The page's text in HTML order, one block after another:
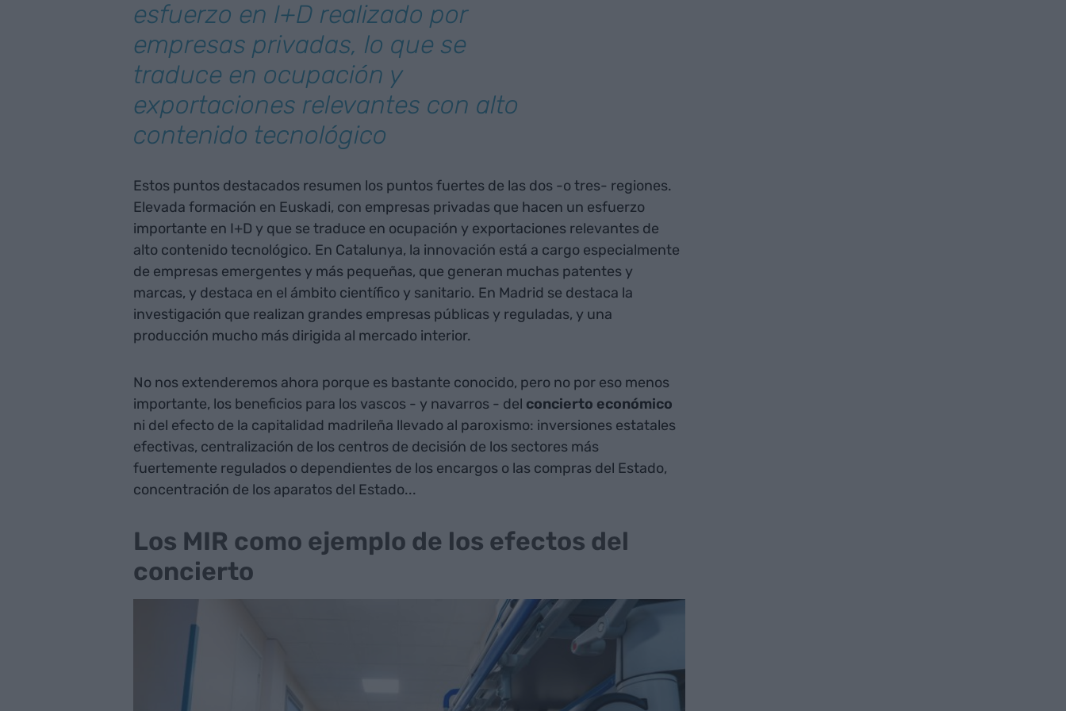
esfuerzo en I+D realizado por
empresas privadas, lo que se
traduce en ocupación y
exportaciones relevantes con alto
contenido tecnológico
Estos puntos destacados resumen los puntos fuertes de las dos -o tres- regiones.
Elevada formación en Euskadi, con empresas privadas que hacen un esfuerzo
importante en I+D y que se traduce en ocupación y exportaciones relevantes de
alto contenido tecnológico. En Catalunya, la innovación está a cargo especialmente
de empresas emergentes y más pequeñas, que generan muchas patentes y
marcas, y destaca en el ámbito científico y sanitario. En Madrid se destaca la
investigación que realizan grandes empresas públicas y reguladas, y una
producción mucho más dirigida al mercado interior.
No nos extenderemos ahora porque es bastante conocido, pero no por eso menos
importante, los beneficios para los vascos - y navarros - del concierto económico
ni del efecto de la capitalidad madrileña llevado al paroxismo: inversiones estatales
efectivas, centralización de los centros de decisión de los sectores más
fuertemente regulados o dependientes de los encargos o las compras del Estado,
concentración de los aparatos del Estado...
Los MIR como ejemplo de los efectos del
concierto